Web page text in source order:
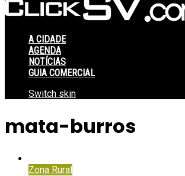
A CIDADE
AGENDA
NOTÍCIAS
GUIA COMERCIAL
Switch skin
mata-burros
Zona Rural